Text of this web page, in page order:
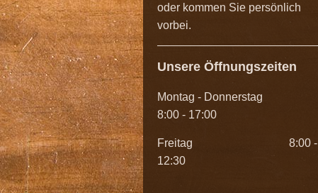
oder kommen Sie persönlich
vorbei.
Unsere Öffnungszeiten
Montag - Donnerstag
8:00 - 17:00
Freitag 8:00 -
12:30